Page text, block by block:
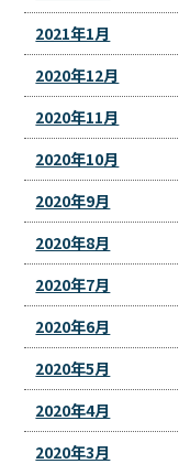
2021年1月
2020年12月
2020年11月
2020年10月
2020年9月
2020年8月
2020年7月
2020年6月
2020年5月
2020年4月
2020年3月